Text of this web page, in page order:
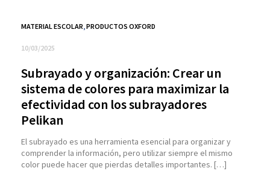
MATERIAL ESCOLAR,PRODUCTOS OXFORD
10/03/2025
Subrayado y organización: Crear un
sistema de colores para maximizar la
efectividad con los subrayadores
Pelikan
El subrayado es una herramienta esencial para organizar y
comprender la información, pero utilizar siempre el mismo
color puede hacer que pierdas detalles importantes. […]